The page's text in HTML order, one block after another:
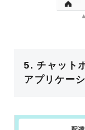
5. チャット
アプリケー